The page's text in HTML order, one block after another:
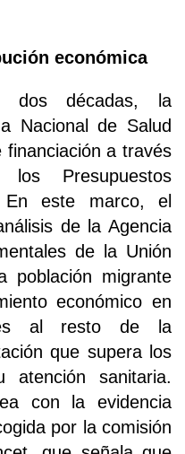
económica
dos décadas, la
Nacional de Salud
a través
Presupuestos
En este marco, el
de la Agencia
de la Unión
población migrante
económico en
al resto de la
que supera los
atención sanitaria.
con la evidencia
por la comisión